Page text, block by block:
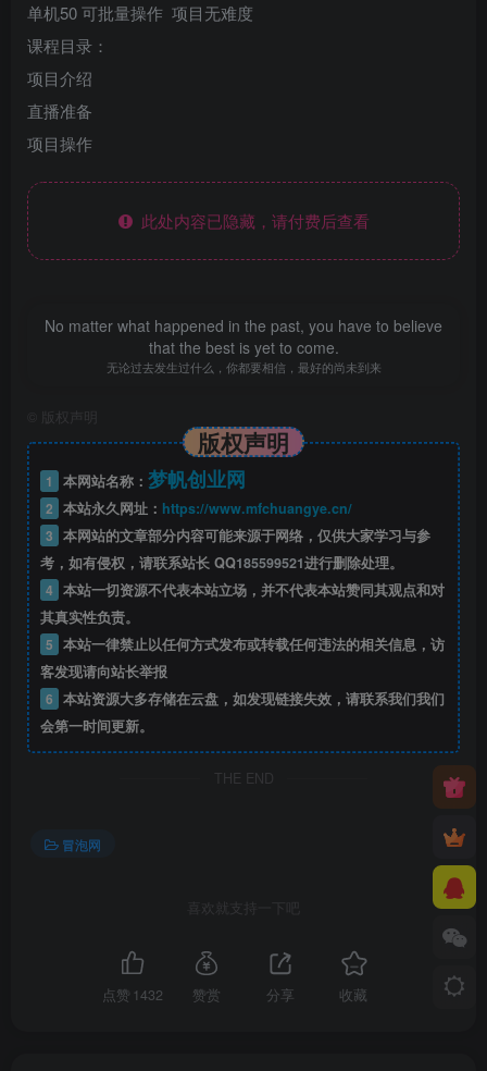
单机50 可批量操作 项目无难度
课程目录：
项目介绍
直播准备
项目操作
此处内容已隐藏，请付费后查看
No matter what happened in the past, you have to believe
that the best is yet to come.
无论过去发生过什么，你都要相信，最好的尚未到来
版权声明
版权声明
1 本网站名称： 梦帆创业网
2 本站永久网址： https://www.mfchuangye.cn/
3 本网站的文章部分内容可能来源于网络，仅供大家学习与参
考，如有侵权，请联系站长 QQ185599521进行删除处理。
4 本站一切资源不代表本站立场，并不代表本站赞同其观点和对
其真实性负责。
5 本站一律禁止以任何方式发布或转载任何违法的相关信息，访
客发现请向站长举报
6 本站资源大多存储在云盘，如发现链接失效，请联系我们我们
会第一时间更新。
THE END
冒泡网
喜欢就支持一下吧
点赞 1432 赞赏 分享 收藏